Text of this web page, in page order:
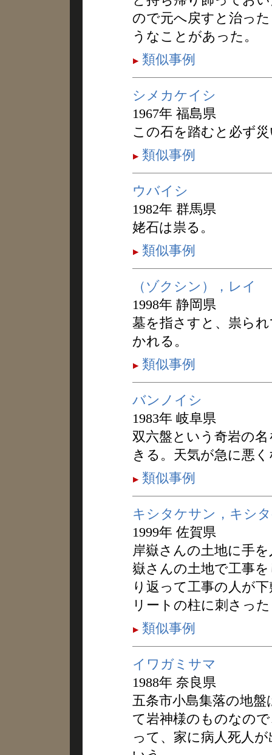
ので元へ戻すと治っ
うなことがあった。
類似事例
シメカケイシ
1967年 福島県
この石を踏むと必ず
類似事例
ウバイシ
1982年 群馬県
姥石は祟る。
類似事例
（ゾクシン），レイ
1998年 静岡県
墓を指さすと、祟ら
かれる。
類似事例
バンノイシ
1983年 岐阜県
双六盤という奇岩の
きる。天気が急に悪
類似事例
キシタケサン，キシ
1999年 佐賀県
岸嶽さんの土地に手
嶽さんの土地で工事
り返って工事の人が
リートの柱に刺さっ
類似事例
イワガミサマ
1988年 奈良県
五条市小島集落の地
て岩神様のものなの
って、家に病人死人